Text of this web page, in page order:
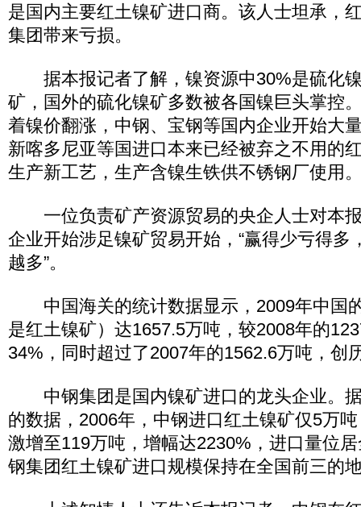
是国内主要红土镍矿进口商。该人士坦承，
集团带来亏损。
据本报记者了解，镍资源中30%是硫化
矿，国外的硫化镍矿多数被各国镍巨头掌控
着镍价翻涨，中钢、宝钢等国内企业开始大
新喀多尼亚等国进口本来已经被弃之不用的
生产新工艺，生产含镍生铁供不锈钢厂使用
一位负责矿产资源贸易的央企人士对本
企业开始涉足镍矿贸易开始，“赢得少亏得多
越多”。
中国海关的统计数据显示，2009年中国
是红土镍矿）达1657.5万吨，较2008年的
34%，同时超过了2007年的1562.6万吨，创
中钢集团是国内镍矿进口的龙头企业。
的数据，2006年，中钢进口红土镍矿仅5万
激增至119万吨，增幅达2230%，进口量位
钢集团红土镍矿进口规模保持在全国前三的